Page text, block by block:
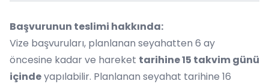
Başvurunun teslimi hakkında:
Vize başvuruları, planlanan seyahatten 6 ay
öncesine kadar ve hareket tarihine 15 takvim günü
içindeyapılabilir. Planlanan seyahat tarihine 16